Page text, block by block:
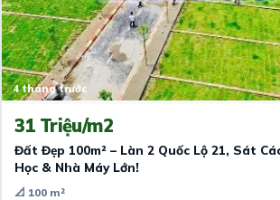
4 tháng trước
31 Triệu/m2
Đất Đẹp 100m² – Làn 2 Quốc Lộ 21, Sát
Học & Nhà Máy Lớn!
📐 100 m²